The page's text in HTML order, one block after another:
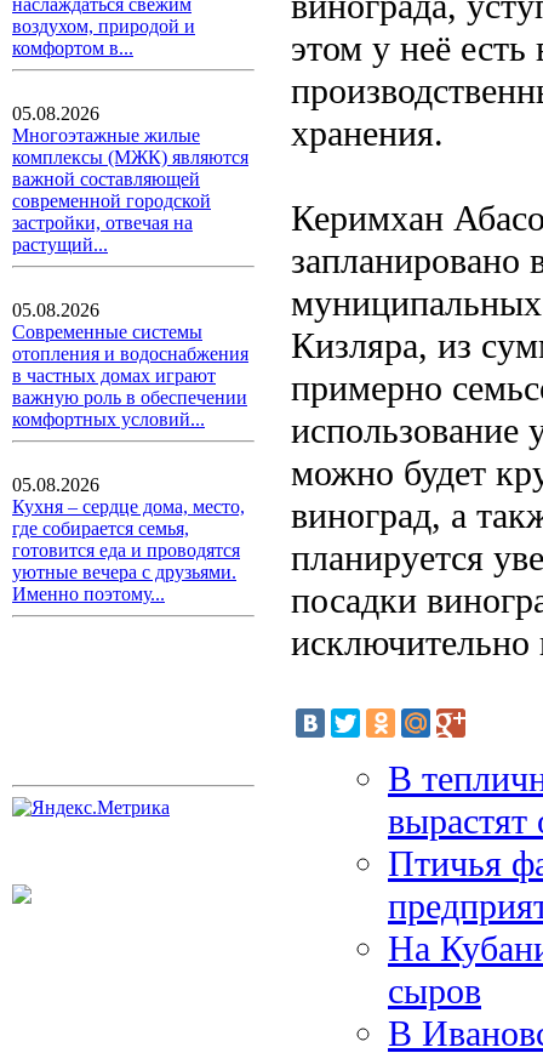
наслаждаться свежим
воздухом, природой и
комфортом в...
05.08.2026
Многоэтажные жилые
комплексы (МЖК) являются
важной составляющей
современной городской
застройки, отвечая на
растущий...
05.08.2026
Современные системы
отопления и водоснабжения
в частных домах играют
важную роль в обеспечении
комфортных условий...
05.08.2026
Кухня – сердце дома, место,
где собирается семья,
готовится еда и проводятся
уютные вечера с друзьями.
Именно поэтому...
этом у неё
хранения.
Керимхан
запланировано
Кизляра, из
примерно
использование
можно будет
виноград, а
планируется
посадки
исключительно
В
вырастят
Птичья
На
сыров
В